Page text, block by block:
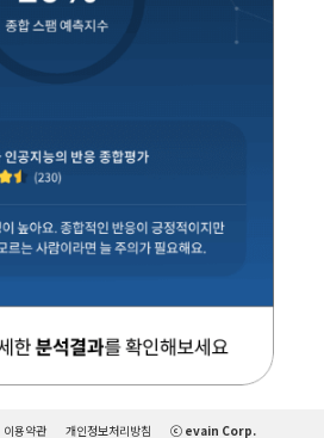
이용약관 개인정보처리방침 ⓒ evain Corp.